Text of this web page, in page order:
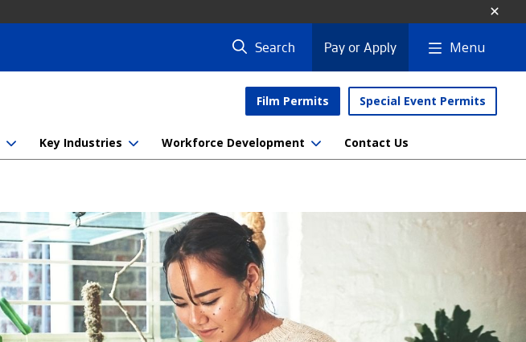
Search Pay or Apply Menu
Film Permits Special Event Permits
Key Industries Workforce Development Contact Us